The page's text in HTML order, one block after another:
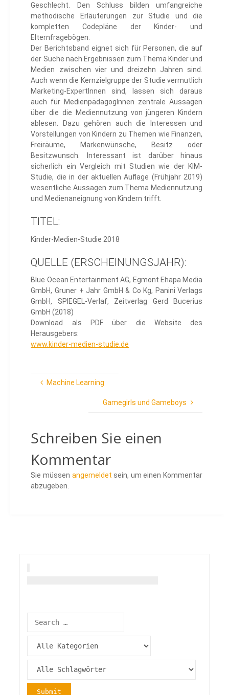
Geschlecht. Den Schluss bilden umfangreiche
methodische Erläuterungen zur Studie und die
kompletten Codepläne der Kinder- und
Elternfragebögen.
Der Berichtsband eignet sich für Personen, die auf
der Suche nach Ergebnissen zum Thema Kinder und
Medien zwischen vier und dreizehn Jahren sind.
Auch wenn die Kernzielgruppe der Studie vermutlich
Marketing-ExpertInnen sind, lassen sich daraus
auch für MedienpädagogInnen zentrale Aussagen
über die die Mediennutzung von jüngeren Kindern
ablesen. Dazu gehören auch die Interessen und
Vorstellungen von Kindern zu Themen wie Finanzen,
Freiräume, Markenwünsche, Besitz oder
Besitzwunsch. Interessant ist darüber hinaus
sicherlich ein Vergleich mit Studien wie der KIM-
Studie, die in der aktuellen Auflage (Frühjahr 2019)
wesentliche Aussagen zum Thema Mediennutzung
und Medienaneignung von Kindern trifft.
TITEL:
Kinder-Medien-Studie 2018
QUELLE (ERSCHEINUNGSJAHR):
Blue Ocean Entertainment AG, Egmont Ehapa Media
GmbH, Gruner + Jahr GmbH & Co Kg, Panini Verlags
GmbH, SPIEGEL-Verlaf, Zeitverlag Gerd Bucerius
GmbH (2018)
Download als PDF über die Website des
Herausgebers:
www.kinder-medien-studie.de
Machine Learning
Gamegirls und Gameboys
Schreiben Sie einen
Kommentar
Sie müssen angemeldet sein, um einen Kommentar
abzugeben.